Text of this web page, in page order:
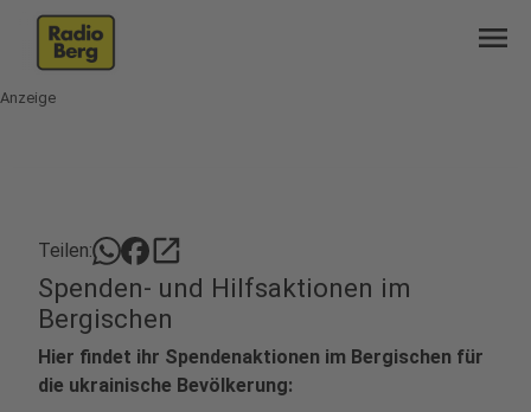
menu
Anzeige
Teilen: open_in_new
Spenden- und Hilfsaktionen im
Bergischen
Hier findet ihr Spendenaktionen im Bergischen für
die ukrainische Bevölkerung: